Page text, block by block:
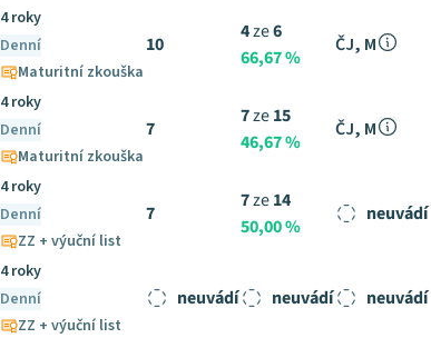
4 roky
Denní
Maturitní zkouška
10
4ze6
66,67 %
ČJ, M
4 roky
Denní
Maturitní zkouška
7
7ze15
46,67 %
ČJ, M
4 roky
Denní
ZZ + výuční list
7
7ze14
50,00 %
neuvádí
4 roky
Denní
ZZ + výuční list
neuvádí neuvádí neuvádí